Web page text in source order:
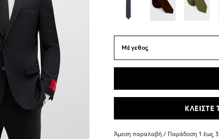
ΚΛΕΙΣΤΕ
Άμεση παραλαβή / Παράδoση 1 έως 3